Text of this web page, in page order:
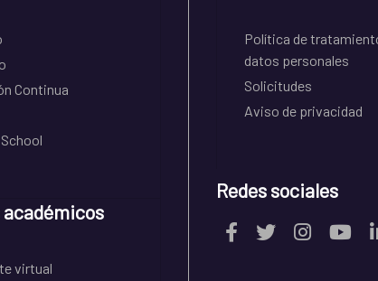
Continua
virtual
Política de
datos personales
Solicitudes
Aviso de privacidad
Redes sociales